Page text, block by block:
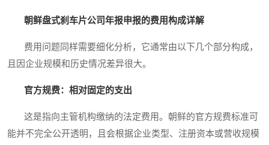
朝鲜盘式刹车片公司年报申报的费用构成详解
费用问题同样需要细化分析，它通常由以下几个部分构成，
且因企业规模和历史情况差异很大。
官方规费：相对固定的支出
这是指向主管机构缴纳的法定费用。朝鲜的官方规费标准可
能并不完全公开透明，且会根据企业类型、注册资本或营收规模